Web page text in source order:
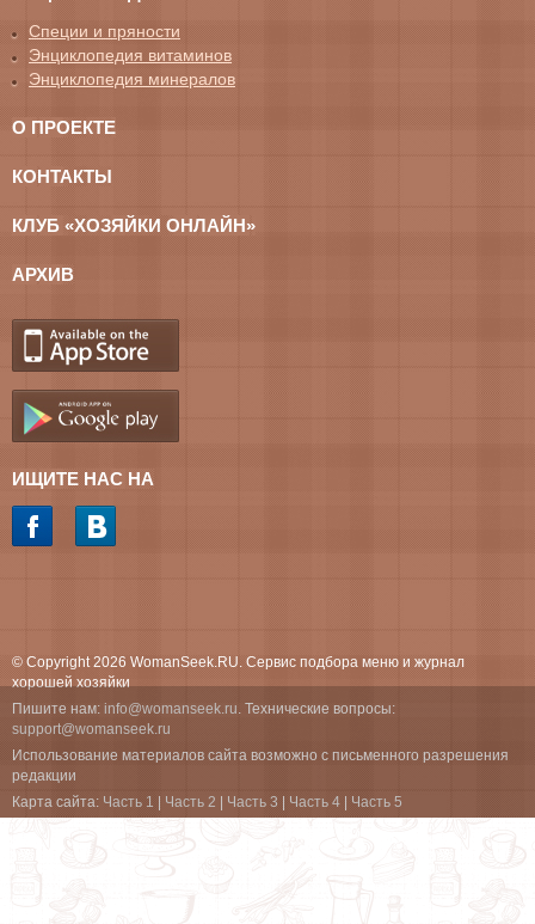
Специи и пряности
Энциклопедия витаминов
Энциклопедия минералов
О ПРОЕКТЕ
КОНТАКТЫ
КЛУБ «ХОЗЯЙКИ ОНЛАЙН»
АРХИВ
ИЩИТЕ НАС НА
© Copyright 2026 WomanSeek.RU. Сервис подбора меню и журнал
хорошей хозяйки
Пишите нам: info@womanseek.ru. Технические вопросы:
support@womanseek.ru
Использование материалов сайта возможно с письменного разрешения
редакции
Карта сайта: Часть 1 Часть 2 Часть 3 Часть 4 Часть 5